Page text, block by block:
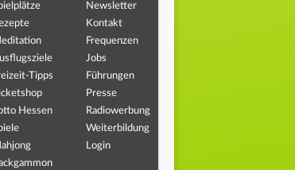
Tipps
Hessen
Newsletter
Kontakt
Frequenzen
Jobs
Führungen
Presse
Radiowerbung
Weiterbildung
Login